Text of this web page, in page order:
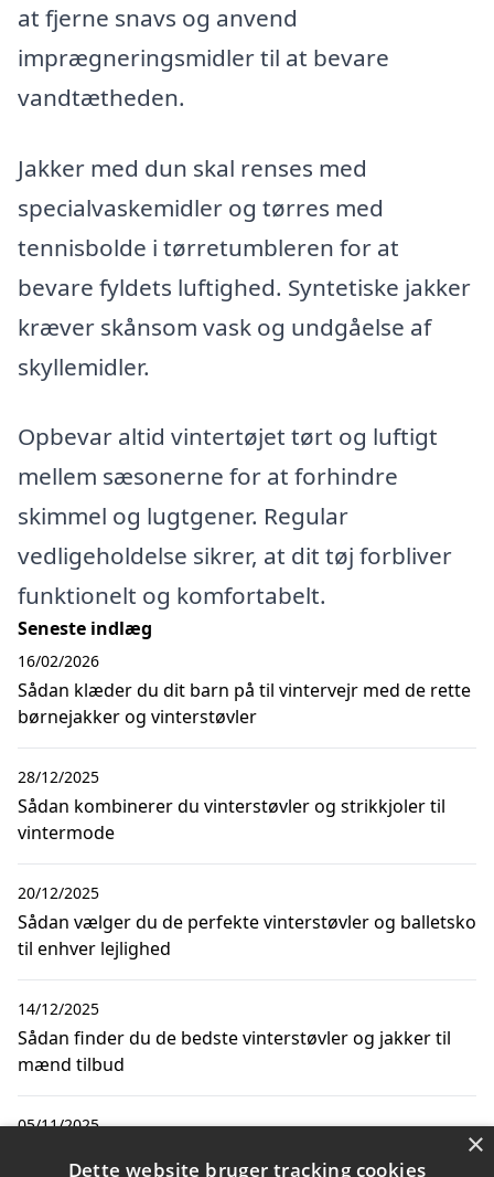
at fjerne snavs og anvend
imprægneringsmidler til at bevare
vandtætheden.
Jakker med dun skal renses med
specialvaskemidler og tørres med
tennisbolde i tørretumbleren for at
bevare fyldets luftighed. Syntetiske jakker
kræver skånsom vask og undgåelse af
skyllemidler.
Opbevar altid vintertøjet tørt og luftigt
mellem sæsonerne for at forhindre
skimmel og lugtgener. Regular
vedligeholdelse sikrer, at dit tøj forbliver
funktionelt og komfortabelt.
Seneste indlæg
Sådan klæder du dit barn på til vintervejr med de rette
børnejakker og vinterstøvler
16/02/2026
Sådan kombinerer du vinterstøvler og strikkjoler til
vintermode
28/12/2025
Sådan vælger du de perfekte vinterstøvler og balletsko
til enhver lejlighed
20/12/2025
Sådan finder du de bedste vinterstøvler og jakker til
mænd tilbud
14/12/2025
Sådan klæder du dit barn på til vinterens udendørs leg
05/11/2025
×
Dette website bruger tracking cookies